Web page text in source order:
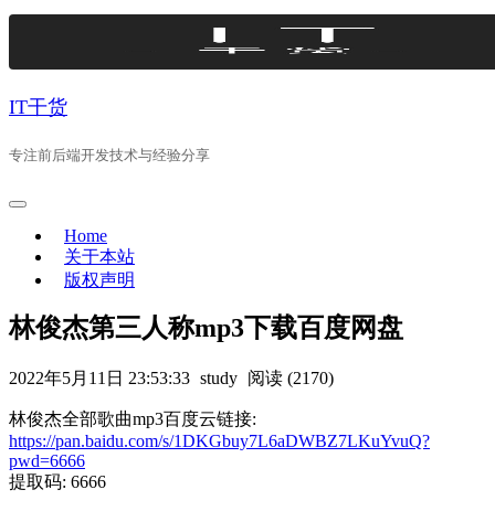
Skip
IT干货
专注前后端开发技术与经验分享
Home
关于本站
版权声明
林俊杰第三人称mp3下载百度网盘
2022年5月11日 23:53:33 study 阅读 (2170)
林俊杰全部歌曲mp3百度云链接:
https://pan.baidu.com/s/1DKGbuy7L6aDWBZ7LKuYvuQ?
pwd=6666
提取码: 6666